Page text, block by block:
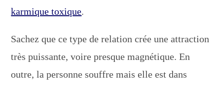
karmique toxique.
Sachez que ce type de relation crée une attraction
très puissante, voire presque magnétique. En
outre, la personne souffre mais elle est dans